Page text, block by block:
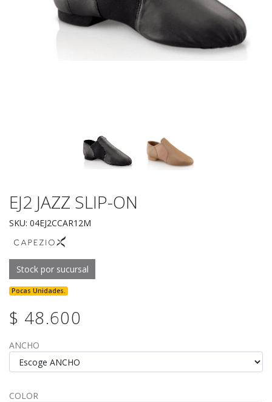
EJ2 JAZZ SLIP-ON
SKU: 04EJ2CCAR12M
Stock por sucursal
Pocas Unidades.
$ 48.600
ANCHO
COLOR